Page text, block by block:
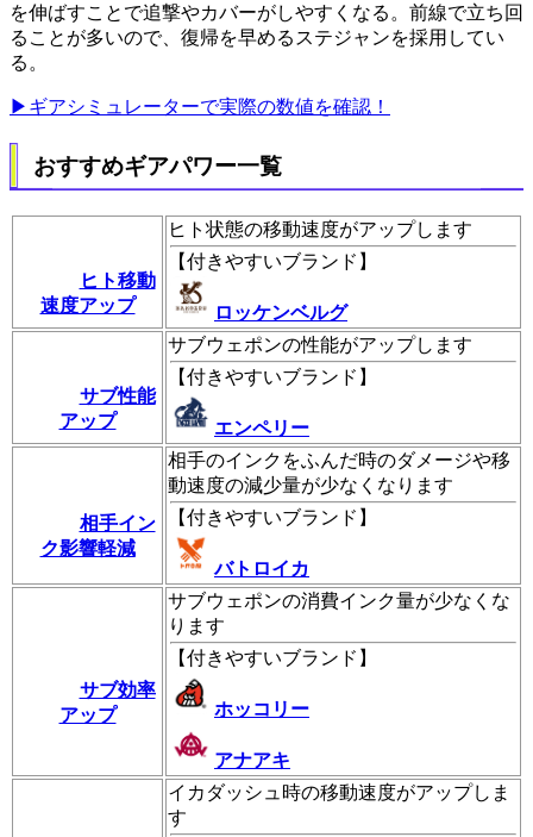
を伸ばすことで追撃やカバーがしやすくなる。前線で立ち回
ることが多いので、復帰を早めるステジャンを採用してい
る。
▶ギアシミュレーターで実際の数値を確認！
おすすめギアパワー一覧
ヒト移動
速度アップ
ヒト状態の移動速度がアップします
【付きやすいブランド 】
ロッケンベルグ
サブ性能
アップ
サブウェポンの性能がアップします
【付きやすいブランド 】
エンペリー
相手イン
ク影響軽減
相手のインクをふんだ時のダメージや移
動速度の減少量が少なくなります
【付きやすいブランド 】
バトロイカ
サブ効率
アップ
サブウェポンの消費インク量が少なくな
ります
【付きやすいブランド 】
ホッコリー
アナアキ
イカダッシュ時の移動速度がアップしま
す